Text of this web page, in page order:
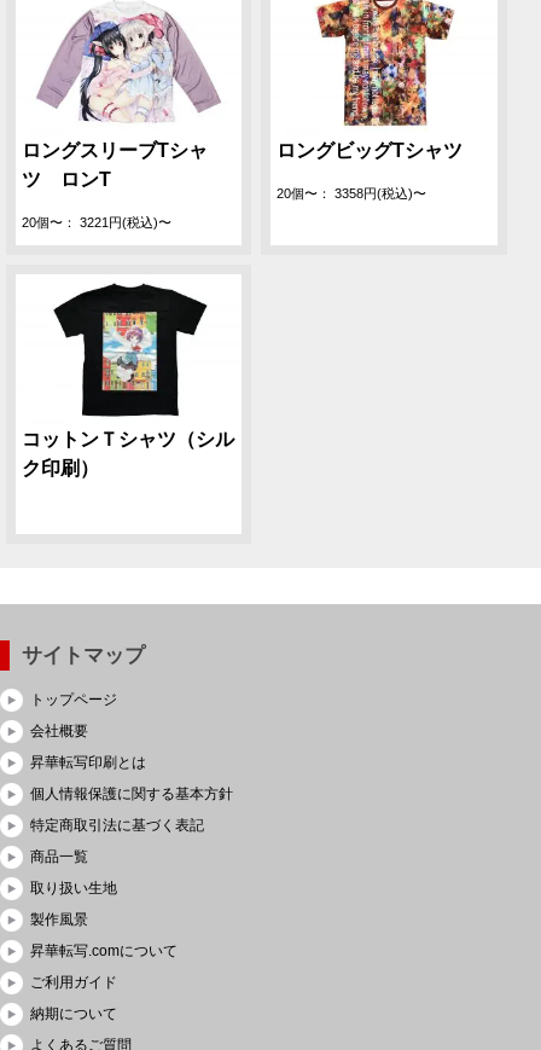
ロングスリーブTシャ
ツ ロンT
20個〜： 3221円(税込)〜
ロングビッグTシャツ
20個〜： 3358円(税込)〜
コットンＴシャツ（シル
ク印刷）
サイトマップ
トップページ
会社概要
昇華転写印刷とは
個人情報保護に関する基本方針
特定商取引法に基づく表記
商品一覧
取り扱い生地
製作風景
昇華転写.comについて
ご利用ガイド
納期について
よくあるご質問